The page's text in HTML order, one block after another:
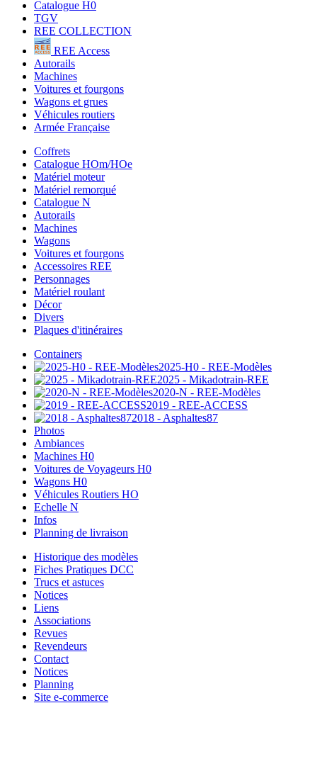
Catalogue H0
TGV
REE COLLECTION
REE Access
Autorails
Machines
Voitures et fourgons
Wagons et grues
Véhicules routiers
Armée Française
Coffrets
Catalogue HOm/HOe
Matériel moteur
Matériel remorqué
Catalogue N
Autorails
Machines
Wagons
Voitures et fourgons
Accessoires REE
Personnages
Matériel roulant
Décor
Divers
Plaques d'itinéraires
Containers
2025-H0 - REE-Modèles
2025 - Mikadotrain-REE
2020-N - REE-Modèles
2019 - REE-ACCESS
2018 - Asphaltes87
Photos
Ambiances
Machines H0
Voitures de Voyageurs H0
Wagons H0
Véhicules Routiers HO
Echelle N
Infos
Planning de livraison
Historique des modèles
Fiches Pratiques DCC
Trucs et astuces
Notices
Liens
Associations
Revues
Revendeurs
Contact
Notices
Planning
Site e-commerce